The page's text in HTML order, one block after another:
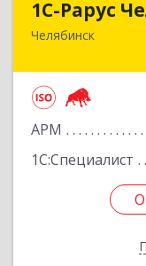
1С-Рарус
Челябинск
АРМ
1С:Специалист
454091,